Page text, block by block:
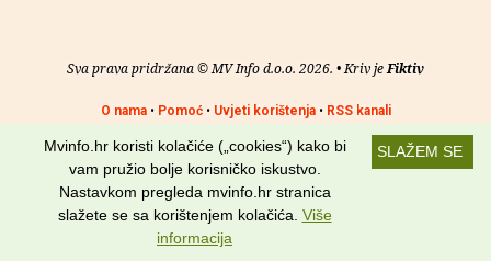
Sva prava pridržana © MV Info d.o.o. 2026. • Kriv jeFiktiv
O nama• Pomoć• Uvjeti korištenja• RSS kanali
Potraži nas na: SLAŽEM SE
Mvinfo.hr koristi kolačiće („cookies“) kako bi
vam pružio bolje korisničko iskustvo.
Nastavkom pregleda mvinfo.hr stranica
slažete se sa korištenjem kolačića. Više
informacija